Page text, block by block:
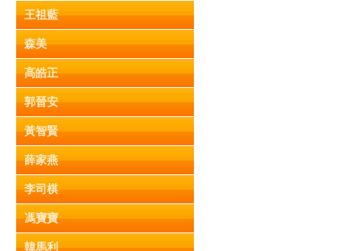
王祖藍
森美
高皓正
郭晉安
黃智賢
薛家燕
李司棋
馮寶寶
韓馬利